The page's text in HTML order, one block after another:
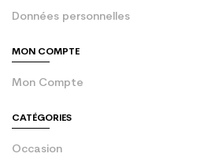
Données personnelles
MON COMPTE
Mon Compte
CATÉGORIES
Occasion